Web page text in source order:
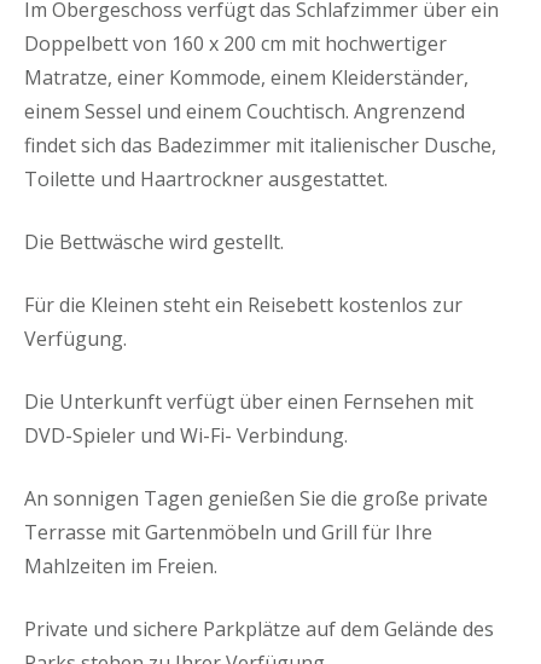
Im Obergeschoss verfügt das Schlafzimmer über ein
Doppelbett von 160 x 200 cm mit hochwertiger
Matratze, einer Kommode, einem Kleiderständer,
einem Sessel und einem Couchtisch. Angrenzend
findet sich das Badezimmer mit italienischer Dusche,
Toilette und Haartrockner ausgestattet.
Die Bettwäsche wird gestellt.
Für die Kleinen steht ein Reisebett kostenlos zur
Verfügung.
Die Unterkunft verfügt über einen Fernsehen mit
DVD-Spieler und Wi-Fi- Verbindung.
An sonnigen Tagen genießen Sie die große private
Terrasse mit Gartenmöbeln und Grill für Ihre
Mahlzeiten im Freien.
Private und sichere Parkplätze auf dem Gelände des